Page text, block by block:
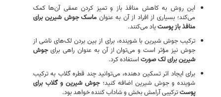
این روش به کاهش منافذ باز و تمیز کردن عمقی آن‌ها کمک
می‌کند؛ بسیاری از افراد از آن به‌ عنوان ماسک جوش شیرین برای
منافذ باز پوستیاد می‌کنند.
ترکیب جوش شیرین با شوینده، برای از بین بردن لک‌های ناشی از
جوش نیز مؤثر است و می‌توان از آن به‌ عنوان راهی برایجوش
شیرین برای لک صورتاستفاده کرد.
برای ایجاد اثر تسکین‌ دهنده، می‌توانید چند قطره گلاب به ترکیب
شوینده و جوش شیرین اضافه کنید؛جوش شیرین و گلاب برای
پوستترکیبی آرامش‌ بخش و شاداب‌ کننده خواهد بود.